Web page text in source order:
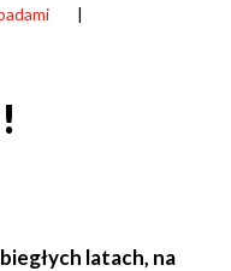
latach, na